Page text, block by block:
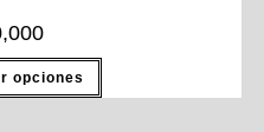
opciones